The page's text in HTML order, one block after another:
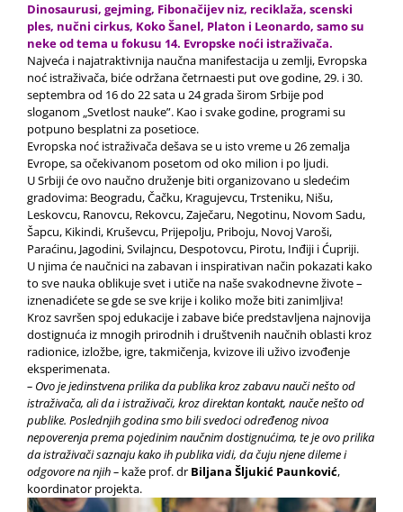
Dinosaurusi, gejming, Fibonačijev niz, reciklaža, scenski
ples, nučni cirkus, Koko Šanel, Platon i Leonardo, samo su
neke od tema u fokusu 14. Evropske noći istraživača.
Najveća i najatraktivnija naučna manifestacija u zemlji, Evropska
noć istraživača, biće održana četrnaesti put ove godine, 29. i 30.
septembra od 16 do 22 sata u 24 grada širom Srbije pod
sloganom „Svetlost nauke”. Kao i svake godine, programi su
potpuno besplatni za posetioce.
Evropska noć istraživača dešava se u isto vreme u 26 zemalja
Evrope, sa očekivanom posetom od oko milion i po ljudi.
U Srbiji će ovo naučno druženje biti organizovano u sledećim
gradovima: Beogradu, Čačku, Kragujevcu, Trsteniku, Nišu,
Leskovcu, Ranovcu, Rekovcu, Zaječaru, Negotinu, Novom Sadu,
Šapcu, Kikindi, Kruševcu, Prijepolju, Priboju, Novoj Varoši,
Paraćinu, Jagodini, Svilajncu, Despotovcu, Pirotu, Inđiji i Ćupriji.
U njima će naučnici na zabavan i inspirativan način pokazati kako
to sve nauka oblikuje svet i utiče na naše svakodnevne živote –
iznenadićete se gde se sve krije i koliko može biti zanimljiva!
Kroz savršen spoj edukacije i zabave biće predstavljena najnovija
dostignuća iz mnogih prirodnih i društvenih naučnih oblasti kroz
radionice, izložbe, igre, takmičenja, kvizove ili uživo izvođenje
eksperimenata.
– Ovo je jedinstvena prilika da publika kroz zabavu nauči nešto od
istraživača, ali da i istraživači, kroz direktan kontakt, nauče nešto od
publike. Poslednjih godina smo bili svedoci određenog nivoa
nepoverenja prema pojedinim naučnim dostignućima, te je ovo prilika
da istraživači saznaju kako ih publika vidi, da čuju njene dileme i
odgovore na njih – kaže prof. dr Biljana Šljukić Paunković,
koordinator projekta.